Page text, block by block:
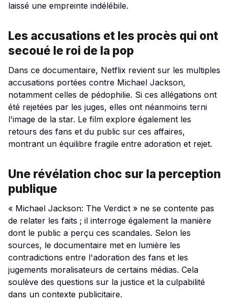
laissé une empreinte indélébile.
Les accusations et les procès qui ont
secoué le roi de la pop
Dans ce documentaire, Netflix revient sur les multiples
accusations portées contre Michael Jackson,
notamment celles de pédophilie. Si ces allégations ont
été rejetées par les juges, elles ont néanmoins terni
l'image de la star. Le film explore également les
retours des fans et du public sur ces affaires,
montrant un équilibre fragile entre adoration et rejet.
Une révélation choc sur la perception
publique
« Michael Jackson: The Verdict » ne se contente pas
de relater les faits ; il interroge également la manière
dont le public a perçu ces scandales. Selon les
sources, le documentaire met en lumière les
contradictions entre l'adoration des fans et les
jugements moralisateurs de certains médias. Cela
soulève des questions sur la justice et la culpabilité
dans un contexte publicitaire.